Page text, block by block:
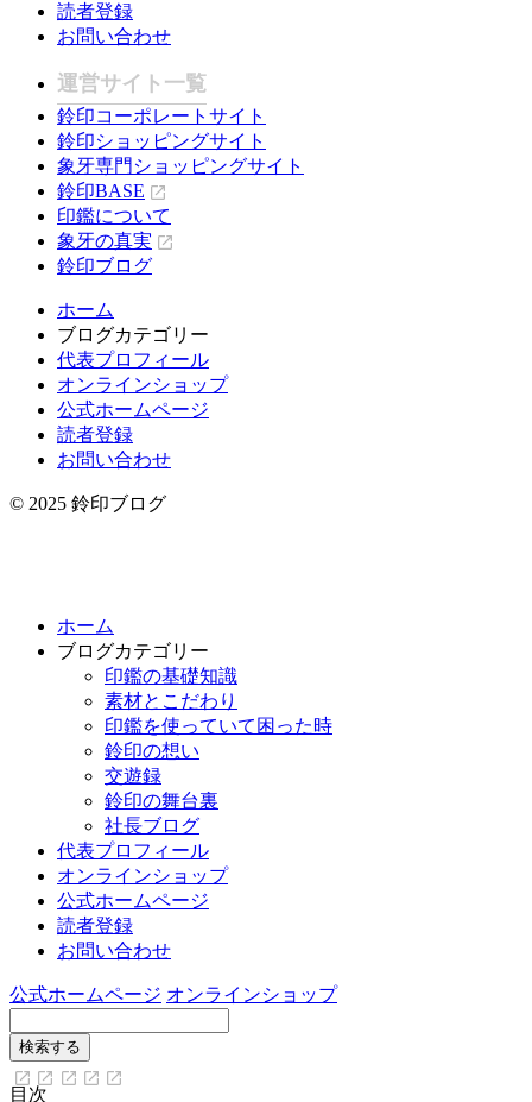
読者登録
お問い合わせ
運営サイト一覧
鈴印コーポレートサイト
鈴印ショッピングサイト
象牙専門ショッピングサイト
鈴印BASE
印鑑について
象牙の真実
鈴印ブログ
ホーム
ブログカテゴリー
代表プロフィール
オンラインショップ
公式ホームページ
読者登録
お問い合わせ
© 2025 鈴印ブログ
ホーム
ブログカテゴリー
印鑑の基礎知識
素材とこだわり
印鑑を使っていて困った時
鈴印の想い
交遊録
鈴印の舞台裏
社長ブログ
代表プロフィール
オンラインショップ
公式ホームページ
読者登録
お問い合わせ
公式ホームページ オンラインショップ
目次